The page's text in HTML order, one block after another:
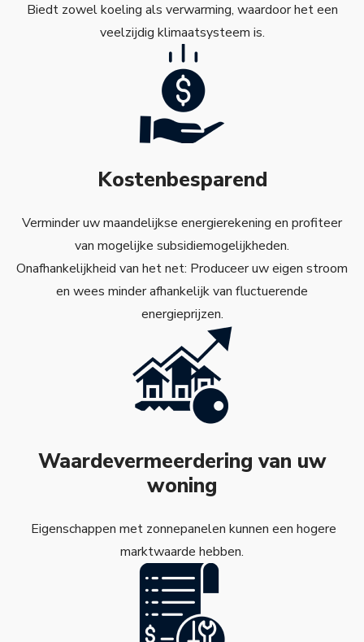
Biedt zowel koeling als verwarming, waardoor het een
veelzijdig klimaatsysteem is.
Kostenbesparend
Verminder uw maandelijkse energierekening en profiteer
van mogelijke subsidiemogelijkheden.
Onafhankelijkheid van het net: Produceer uw eigen stroom
en wees minder afhankelijk van fluctuerende
energieprijzen.
Waardevermeerdering van uw
woning
Eigenschappen met zonnepanelen kunnen een hogere
marktwaarde hebben.